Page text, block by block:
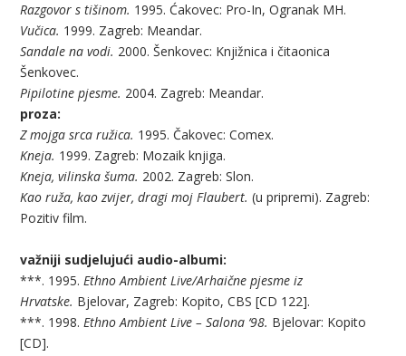
Razgovor s tišinom. 1995. Ćakovec: Pro-In, Ogranak MH.
Vučica. 1999. Zagreb: Meandar.
Sandale na vodi. 2000. Šenkovec: Knjižnica i čitaonica
Šenkovec.
Pipilotine pjesme. 2004. Zagreb: Meandar.
proza:
Z mojga srca ružica. 1995. Čakovec: Comex.
Kneja. 1999. Zagreb: Mozaik knjiga.
Kneja, vilinska šuma. 2002. Zagreb: Slon.
Kao ruža, kao zvijer, dragi moj Flaubert.(u pripremi). Zagreb:
Pozitiv film.
važniji sudjelujući audio-albumi:
***. 1995. Ethno Ambient Live/Arhaične pjesme iz
Hrvatske. Bjelovar, Zagreb: Kopito, CBS [CD 122].
***. 1998. Ethno Ambient Live – Salona ‘98. Bjelovar: Kopito
[CD].